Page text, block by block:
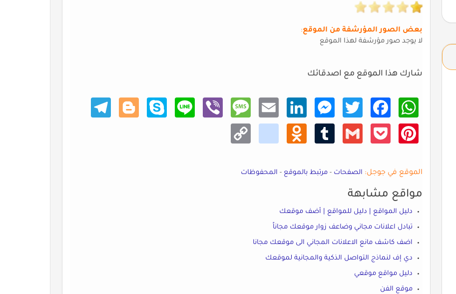
بعض الصور المؤرشفة من الموقع:
لا يوجد صور مؤرشفة لهذا الموقع
شارك هذا الموقع مع اصدقائك
What
sApp
Faceb
ook
Twitt
er
Mess
enger
Linke
dIn
Email
Mess
age
Viber
Line
Skype
Blogg
er
Teleg
ram
Pinte
rest
Pocke
Gmail
Tumb
Odno
klass
niki
Copy
Link
الموقع في جوجل: الصفحات - مرتبط بالموقع - المحفوظات
مواقع مشابهة
دليل المواقع | دليل للمواقع | أضف موقعك
تبادل اعلانات مجاني وضاعف زوار موقعك مجاناً
اضف كاشف مانع الاعلانات المجاني الى موقعك مجانا
دي إف لنماذج التواصل الذكية والمجانية لموقعك
دليل مواقع موقعي
موقع الفن